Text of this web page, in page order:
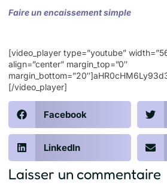
Faire un encaissement simple
[video_player type=”youtube”
align=”center” margin_top=”0″
[/video_player]
Facebook
LinkedIn
Laisser un commentaire